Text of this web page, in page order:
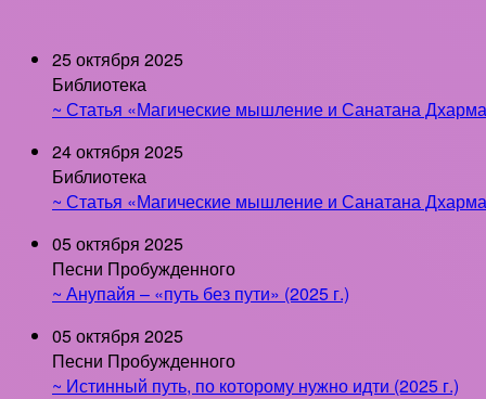
25 октября 2025
Библиотека
~ Статья «Магические мышление и Санатана
24 октября 2025
Библиотека
~ Статья «Магические мышление и Санатана
05 октября 2025
Песни Пробужденного
~ Анупайя – «путь без пути» (2025 г.)
05 октября 2025
Песни Пробужденного
~ Истинный путь, по которому нужно идти (2025 г.)